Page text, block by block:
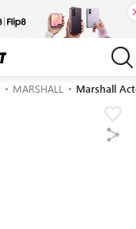
MARSHALL Marshall